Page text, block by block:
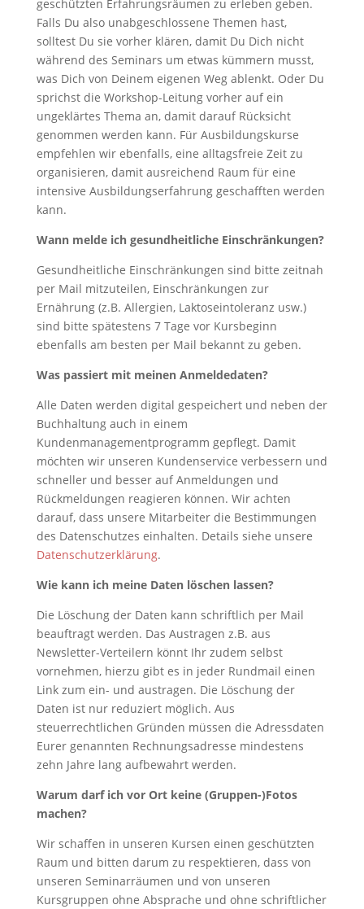
geschützten Erfahrungsräumen zu erleben geben.
Falls Du also unabgeschlossene Themen hast,
solltest Du sie vorher klären, damit Du Dich nicht
während des Seminars um etwas kümmern musst,
was Dich von Deinem eigenen Weg ablenkt. Oder Du
sprichst die Workshop-Leitung vorher auf ein
ungeklärtes Thema an, damit darauf Rücksicht
genommen werden kann. Für Ausbildungskurse
empfehlen wir ebenfalls, eine alltagsfreie Zeit zu
organisieren, damit ausreichend Raum für eine
intensive Ausbildungserfahrung geschafften werden
kann.
Wann melde ich gesundheitliche Einschränkungen?
Gesundheitliche Einschränkungen sind bitte zeitnah
per Mail mitzuteilen, Einschränkungen zur
Ernährung (z.B. Allergien, Laktoseintoleranz usw.)
sind bitte spätestens 7 Tage vor Kursbeginn
ebenfalls am besten per Mail bekannt zu geben.
Was passiert mit meinen Anmeldedaten?
Alle Daten werden digital gespeichert und neben der
Buchhaltung auch in einem
Kundenmanagementprogramm gepflegt. Damit
möchten wir unseren Kundenservice verbessern und
schneller und besser auf Anmeldungen und
Rückmeldungen reagieren können. Wir achten
darauf, dass unsere Mitarbeiter die Bestimmungen
des Datenschutzes einhalten. Details siehe unsere
Datenschutzerklärung.
Wie kann ich meine Daten löschen lassen?
Die Löschung der Daten kann schriftlich per Mail
beauftragt werden. Das Austragen z.B. aus
Newsletter-Verteilern könnt Ihr zudem selbst
vornehmen, hierzu gibt es in jeder Rundmail einen
Link zum ein- und austragen. Die Löschung der
Daten ist nur reduziert möglich. Aus
steuerrechtlichen Gründen müssen die Adressdaten
Eurer genannten Rechnungsadresse mindestens
zehn Jahre lang aufbewahrt werden.
Warum darf ich vor Ort keine (Gruppen-)Fotos
machen?
Wir schaffen in unseren Kursen einen geschützten
Raum und bitten darum zu respektieren, dass von
unseren Seminarräumen und von unseren
Kursgruppen ohne Absprache und ohne schriftlicher